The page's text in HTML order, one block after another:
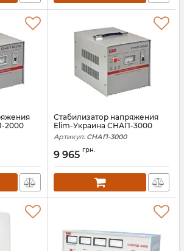
2000
Стабилизатор напряжения
Elim-Украина СНАП-3000
Артикул: СНАП-3000
9 965 грн.